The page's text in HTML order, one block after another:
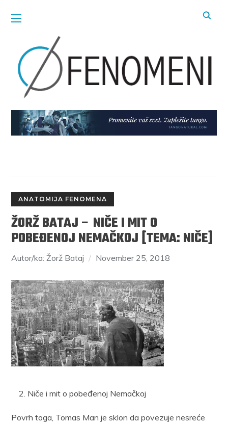
ANATOMIJA FENOMENA
ŽORŽ BATAJ – NIČE I MIT O
POBEĐENOJ NEMAČKOJ [TEMA: NIČE]
Autor/ka: Žorž Bataj November 25, 2018
Niče i mit o pobeđenoj Nemačkoj
Povrh toga, Tomas Man je sklon da povezuje nesreće